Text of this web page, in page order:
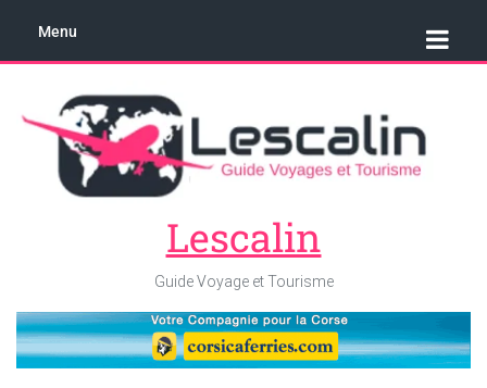
Menu
Lescalin
Guide Voyage et Tourisme